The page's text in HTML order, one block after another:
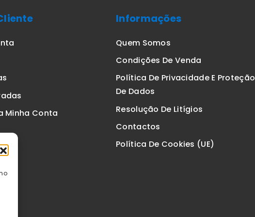
Minha Conta
Informações
Quem Somos
Condições De Venda
Política De Privacidade E Proteção
De Dados
Resolução De Litígios
Contactos
Política De Cookies (UE)